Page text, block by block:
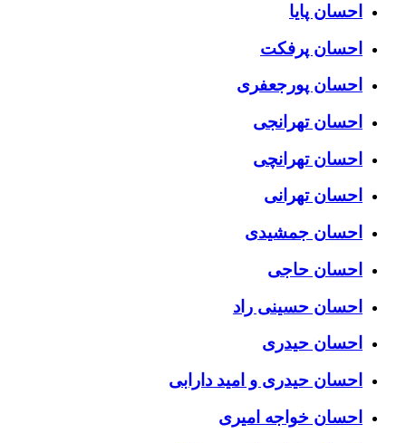
احسان پایا
احسان پرفکت
احسان پورجعفری
احسان تهرانجی
احسان تهرانچی
احسان تهرانی
احسان جمشیدی
احسان حاجی
احسان حسینی راد
احسان حیدری
احسان حیدری و امید دارابی
احسان خواجه امیری